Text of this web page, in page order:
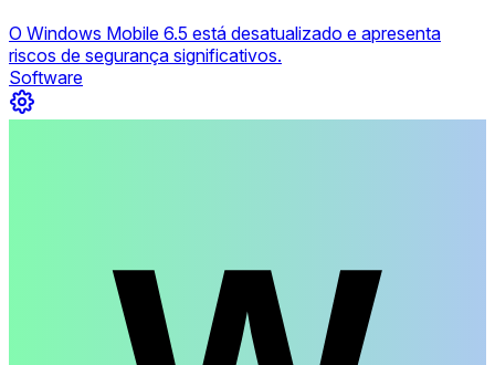
O Windows Mobile 6.5 está desatualizado e apresenta
riscos de segurança significativos.
Software